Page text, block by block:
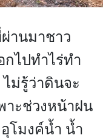
านมาชาว
กไปทำไร่ทำ
ม่รู้ว่าดินจะ
าะช่วงหน้าฝน
โมงค์น้ำ น้ำ